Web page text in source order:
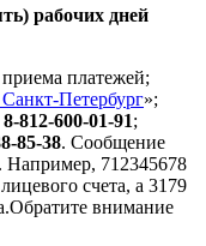
рабочих дней
приема платежей;
Петербург»;
8-812-600-01-91;
85-38. Сообщение
Например, 712345678
счета, а 3179
внимание